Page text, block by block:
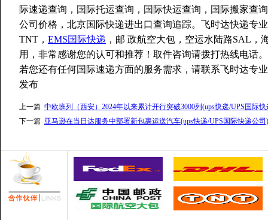
际速递查询，国际托运查询，国际快运查询，国际搬家查
公司价格，北京国际快递进出口查询追踪。飞时达快递专
TNT， EMS国际快递 ，邮 政航空大包，空运水陆路SAL，
用，非常感谢您的认可和推荐！取件咨询请拨打热线电话
若您还有任何国际速递方面的服务需求，请联系飞时达专
发布
上一篇 中欧班列（西安）2024年以来累计开行突破3000列(ups快递/UPS国际
下一篇 亚马逊在当日达服务中部署新包裹运送汽车(ups快递/UPS国际快递公司)